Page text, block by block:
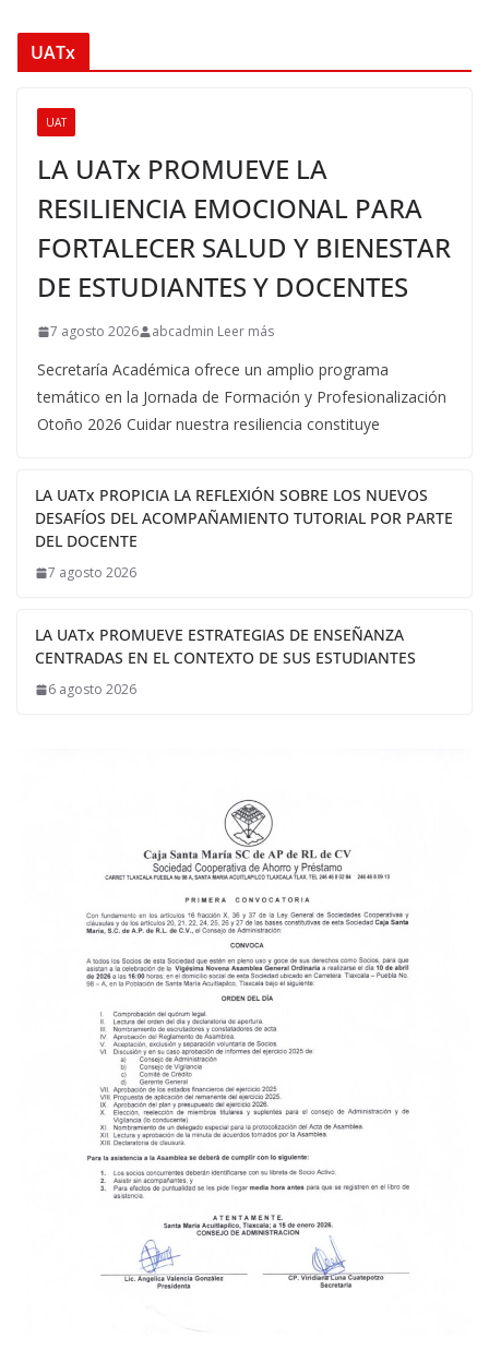
UATx
UAT
LA UATx PROMUEVE LA
RESILIENCIA EMOCIONAL PARA
FORTALECER SALUD Y BIENESTAR
DE ESTUDIANTES Y DOCENTES
7 agosto 2026 abcadmin Leer más
Secretaría Académica ofrece un amplio programa
temático en la Jornada de Formación y Profesionalización
Otoño 2026 Cuidar nuestra resiliencia constituye
LA UATx PROPICIA LA REFLEXIÓN SOBRE LOS NUEVOS
DESAFÍOS DEL ACOMPAÑAMIENTO TUTORIAL POR PARTE
DEL DOCENTE
7 agosto 2026
LA UATx PROMUEVE ESTRATEGIAS DE ENSEÑANZA
CENTRADAS EN EL CONTEXTO DE SUS ESTUDIANTES
6 agosto 2026